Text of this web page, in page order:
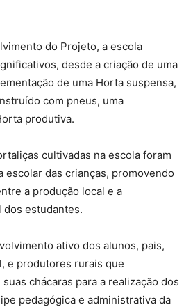
do Projeto, a escola
desde a criação de uma
de uma Horta suspensa,
com pneus, uma
produtiva.
cultivadas na escola foram
escolar das crianças, promovendo
a produção local e a
dos estudantes.
ativo dos alunos, pais,
e produtores rurais que
chácaras para a realização dos
pedagógica e administrativa da